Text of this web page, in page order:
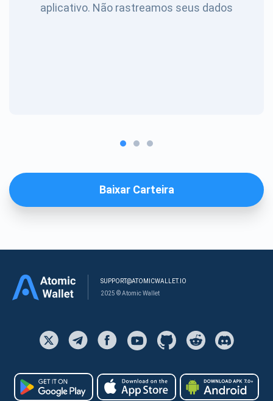
aplicativo. Não rastreamos seus dados
Baixar Carteira
SUPPORT@ATOMICWALLET.IO
2025 © Atomic Wallet